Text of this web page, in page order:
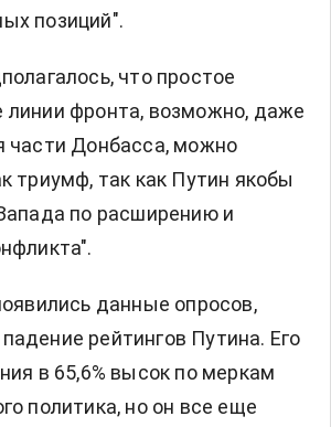
позиций".
что простое
линии фронта, возможно, даже
части Донбасса, можно
триумф, так как Путин якобы
по расширению и
данные опросов,
рейтингов Путина. Его
в 65,6% высок по меркам
политика, но он все еще